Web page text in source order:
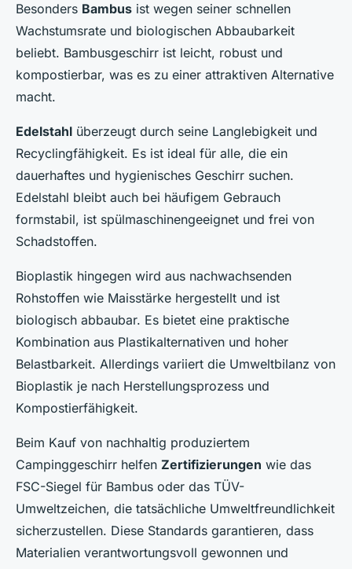
Besonders Bambus ist wegen seiner schnellen
Wachstumsrate und biologischen Abbaubarkeit
beliebt. Bambusgeschirr ist leicht, robust und
kompostierbar, was es zu einer attraktiven Alternative
macht.
Edelstahl überzeugt durch seine Langlebigkeit und
Recyclingfähigkeit. Es ist ideal für alle, die ein
dauerhaftes und hygienisches Geschirr suchen.
Edelstahl bleibt auch bei häufigem Gebrauch
formstabil, ist spülmaschinengeeignet und frei von
Schadstoffen.
Bioplastik hingegen wird aus nachwachsenden
Rohstoffen wie Maisstärke hergestellt und ist
biologisch abbaubar. Es bietet eine praktische
Kombination aus Plastikalternativen und hoher
Belastbarkeit. Allerdings variiert die Umweltbilanz von
Bioplastik je nach Herstellungsprozess und
Kompostierfähigkeit.
Beim Kauf von nachhaltig produziertem
Campinggeschirr helfen Zertifizierungen wie das
FSC-Siegel für Bambus oder das TÜV-
Umweltzeichen, die tatsächliche Umweltfreundlichkeit
sicherzustellen. Diese Standards garantieren, dass
Materialien verantwortungsvoll gewonnen und